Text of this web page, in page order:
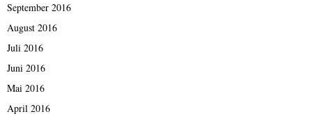
September 2016
August 2016
Juli 2016
Juni 2016
Mai 2016
April 2016